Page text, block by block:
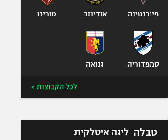
פיורנטינה אודינזה טורינו
סמפדוריה גנואה
לכל הקבוצות >
טבלה ליגה איטלקית